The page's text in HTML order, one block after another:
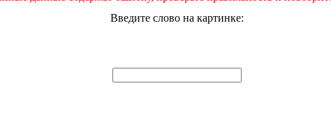
Введите слово на картинке: